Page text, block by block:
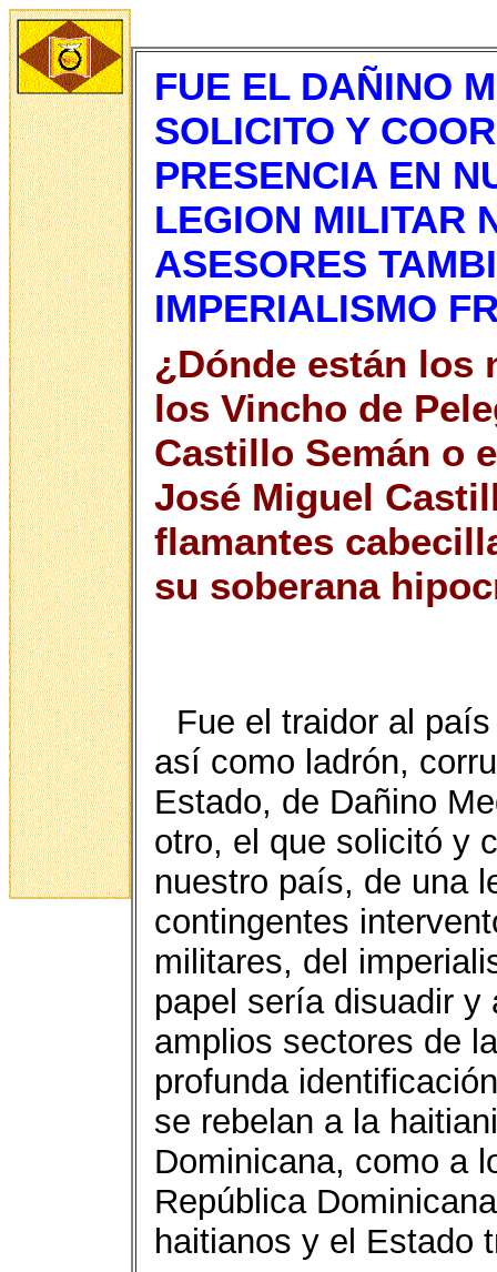
FUE EL DAÑINO
SOLICITO Y
PRESENCIA EN
LEGION MILITAR
ASESORES
IMPERIALISMO
¿Dónde están los
los Vincho de
Castillo Semán o
José Miguel
flamantes
su soberana
Fue el traidor al
así como ladrón,
Estado, de Dañino
otro, el que solicitó y
nuestro país, de una
contingentes
militares, del
papel sería disuadir
amplios sectores de
profunda
se rebelan a la
Dominicana, como a
República
haitianos y el Estado